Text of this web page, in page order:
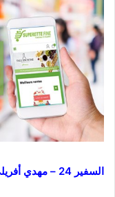
السفير 24 – مهدي أفريلي